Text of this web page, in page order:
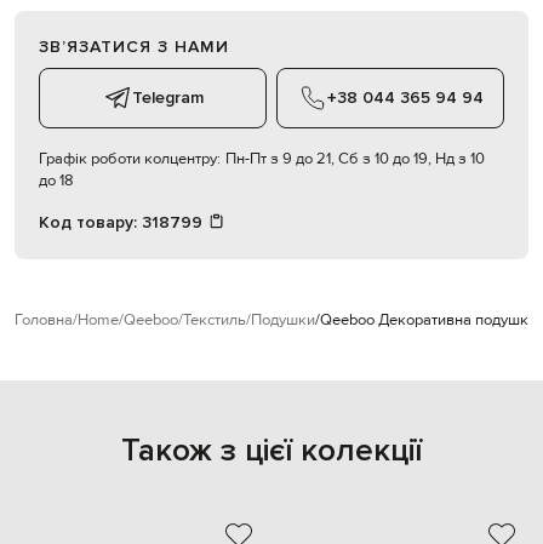
ЗВʼЯЗАТИСЯ З НАМИ
Telegram +38 044 365 94 94
Графік роботи колцентру: Пн-Пт з 9 до 21, Сб з 10 до 19, Нд з 10
до 18
Код товару: 318799
Головна Home Qeeboo Текстиль Подушки Qeeboo Декоративна подушка
Також з цієї колекції